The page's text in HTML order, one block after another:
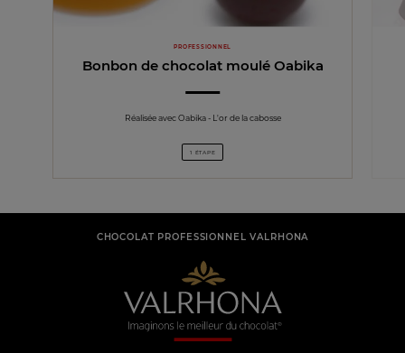
PROFESSIONNEL
Bonbon de chocolat moulé Oabika
Réalisée avec Oabika - L'or de la cabosse
1 ÉTAPE
CHOCOLAT PROFESSIONNEL VALRHONA